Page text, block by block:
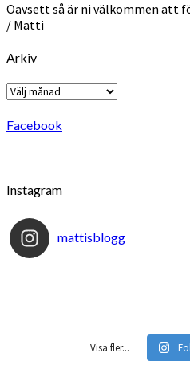
Oavsett så är ni välkommen att
/ Matti
Arkiv
Arkiv
Facebook
Instagram
mattisblogg
Visa fler...